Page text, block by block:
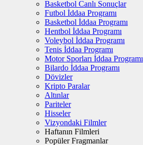
Basketbol Canlı Sonuçlar
Futbol İddaa Programı
Basketbol İddaa Programı
Hentbol İddaa Programı
Voleybol İddaa Programı
Tenis İddaa Programı
Motor Sporları İddaa Programı
Bilardo İddaa Programı
Dövizler
Kripto Paralar
Altınlar
Pariteler
Hisseler
Vizyondaki Filmler
Haftanın Filmleri
Popüler Fragmanlar